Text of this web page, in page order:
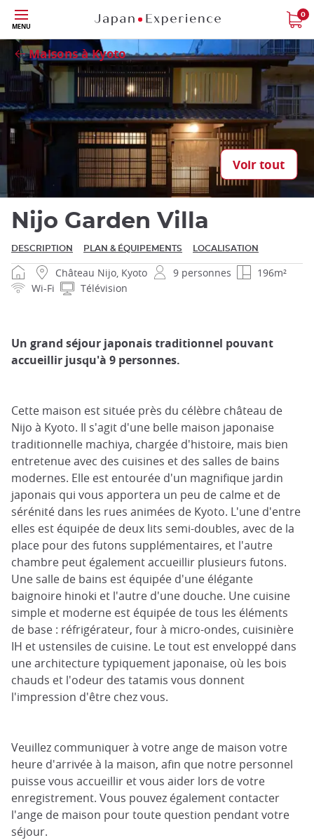
Skip
to
main
content
MENU
0
Maisons à Kyoto
Voir tout
Fermer
Nijo Garden Villa
DESCRIPTION PLAN & ÉQUIPEMENTS LOCALISATION
Château Nijo, Kyoto 9 personnes
196m²
Wi-Fi
Télévision
Un grand séjour japonais traditionnel pouvant
accueillir jusqu'à 9 personnes.
Cette maison est située près du célèbre château de
Nijo à Kyoto. Il s'agit d'une belle maison japonaise
traditionnelle machiya, chargée d'histoire, mais bien
entretenue avec des cuisines et des salles de bains
modernes. Elle est entourée d'un magnifique jardin
japonais qui vous apportera un peu de calme et de
sérénité dans les rues animées de Kyoto. L'une d'entre
elles est équipée de deux lits semi-doubles, avec de la
place pour des futons supplémentaires, et l'autre
chambre peut également accueillir plusieurs futons.
Une salle de bains est équipée d'une élégante
baignoire hinoki et l'autre d'une douche. Une cuisine
simple et moderne est équipée de tous les éléments
de base : réfrigérateur, four à micro-ondes, cuisinière
IH et ustensiles de cuisine. Le tout est enveloppé dans
une architecture typiquement japonaise, où les bois
chauds et l'odeur des tatamis vous donnent
l'impression d'être chez vous.
Veuillez communiquer à votre ange de maison votre
heure d'arrivée à la maison, afin que notre personnel
puisse vous accueillir et vous aider lors de votre
enregistrement. Vous pouvez également contacter
l'ange de maison pour toute question pendant votre
séjour.